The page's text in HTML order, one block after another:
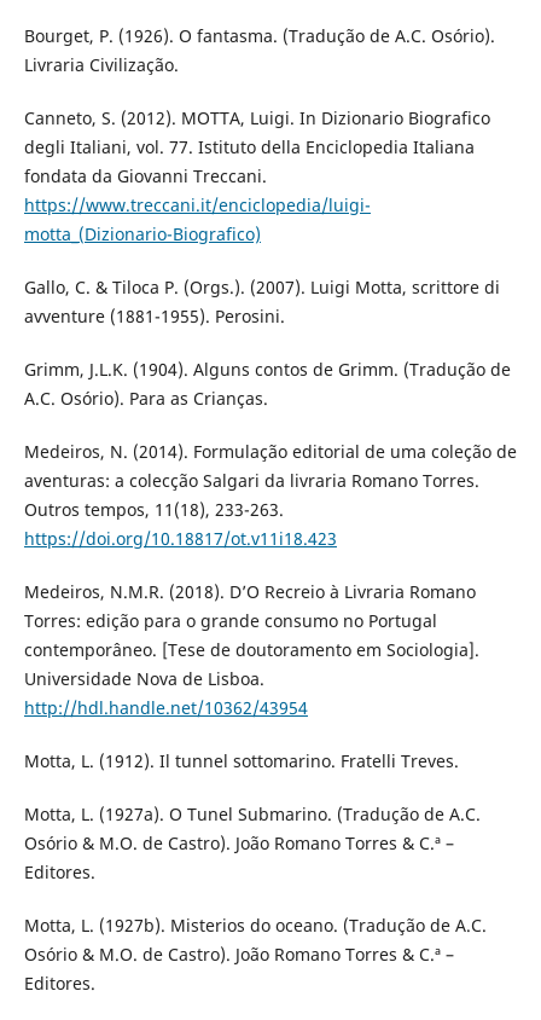
Bourget, P. (1926). O fantasma. (Tradução de A.C. Osório).
Livraria Civilização.
Canneto, S. (2012). MOTTA, Luigi. In Dizionario Biografico
degli Italiani, vol. 77. Istituto della Enciclopedia Italiana
fondata da Giovanni Treccani.
https://www.treccani.it/enciclopedia/luigi-
motta_(Dizionario-Biografico)
Gallo, C. & Tiloca P. (Orgs.). (2007). Luigi Motta, scrittore di
avventure (1881-1955). Perosini.
Grimm, J.L.K. (1904). Alguns contos de Grimm. (Tradução de
A.C. Osório). Para as Crianças.
Medeiros, N. (2014). Formulação editorial de uma coleção de
aventuras: a colecção Salgari da livraria Romano Torres.
Outros tempos, 11(18), 233-263.
https://doi.org/10.18817/ot.v11i18.423
Medeiros, N.M.R. (2018). D’O Recreio à Livraria Romano
Torres: edição para o grande consumo no Portugal
contemporâneo. [Tese de doutoramento em Sociologia].
Universidade Nova de Lisboa.
http://hdl.handle.net/10362/43954
Motta, L. (1912). Il tunnel sottomarino. Fratelli Treves.
Motta, L. (1927a). O Tunel Submarino. (Tradução de A.C.
Osório & M.O. de Castro). João Romano Torres & C.ª –
Editores.
Motta, L. (1927b). Misterios do oceano. (Tradução de A.C.
Osório & M.O. de Castro). João Romano Torres & C.ª –
Editores.